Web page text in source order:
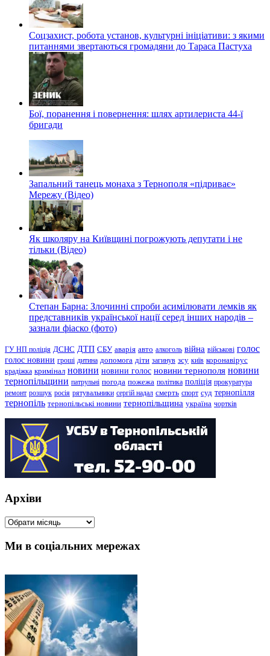
Соцзахист, робота установ, культурні ініціативи: з якими
питаннями звертаються громадяни до Тараса Пастуха
Бої, поранення і повернення: шлях артилериста 44-ї
бригади
Запальний танець монаха з Тернополя «підриває»
Мережу (Відео)
Як школяру на Київщині погрожують депутати і не
тільки (Відео)
Степан Барна: Злочинні спроби асимілювати лемків як
представників української нації серед інших народів –
зазнали фіаско (фото)
ГУ НП поліція ДСНС ДТП СБУ аварія авто алкоголь війна військові голос
голос новини гроші дитина допомога діти загинув зсу київ коронавірус
крадіжка кримінал новини новини голос новини тернополя новини
тернопільщини патрульні погода пожежа політика поліція прокуратура
ремонт розшук росія рятувальники сергій надал смерть спорт суд тернопілля
тернопіль тернопільські новини тернопільщина україна чортків
Архіви
Архіви
Ми в соціальних мережах